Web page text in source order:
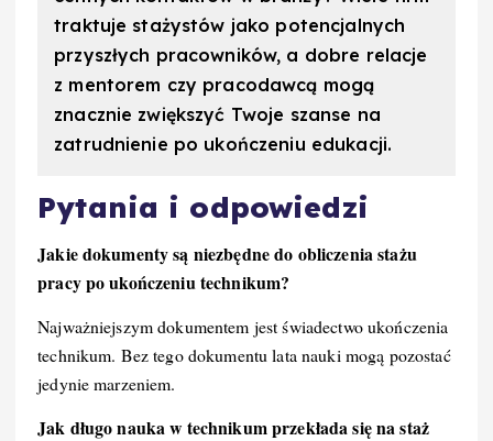
traktuje stażystów jako potencjalnych
przyszłych pracowników, a dobre relacje
z mentorem czy pracodawcą mogą
znacznie zwiększyć Twoje szanse na
zatrudnienie po ukończeniu edukacji.
Pytania i odpowiedzi
Jakie dokumenty są niezbędne do obliczenia stażu
pracy po ukończeniu technikum?
Najważniejszym dokumentem jest świadectwo ukończenia
technikum. Bez tego dokumentu lata nauki mogą pozostać
jedynie marzeniem.
Jak długo nauka w technikum przekłada się na staż